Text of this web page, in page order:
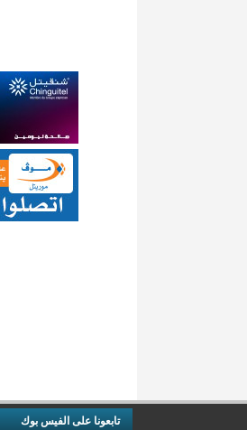
تابعونا على الفيس بوك